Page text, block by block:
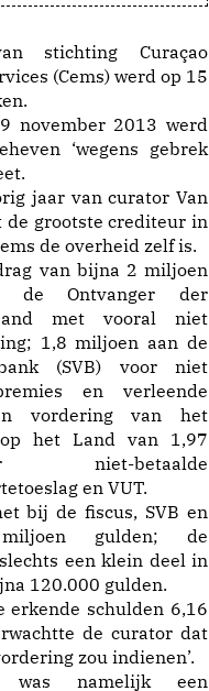
stichting Curaçao
(Cems) werd op 15
november 2013 werd
‘wegens gebrek
jaar van curator Van
de grootste crediteur in
de overheid zelf is.
van bijna 2 miljoen
de Ontvanger der
met vooral niet
1,8 miljoen aan de
(SVB) voor niet
en verleende
vordering van het
het Land van 1,97
betaalde
en VUT.
bij de fiscus, SVB en
gulden; de
een klein deel in
120.000 gulden.
erkende schulden 6,16
de curator dat
zou indienen’.
namelijk een